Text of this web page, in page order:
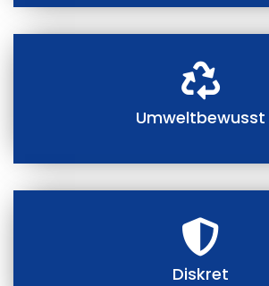
Umweltbewusst
Diskret